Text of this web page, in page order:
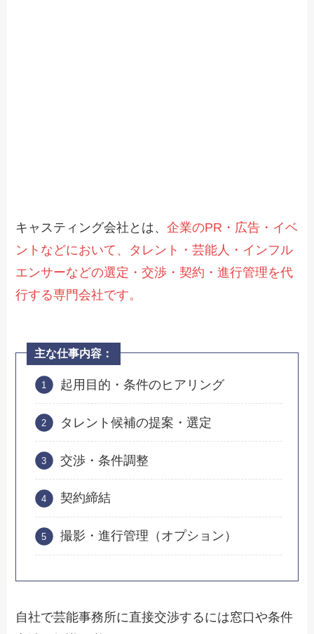
キャスティング会社とは、企業のPR・広告・イベ
ントなどにおいて、タレント・芸能人・インフル
エンサーなどの選定・交渉・契約・進行管理を代
行する専門会社です。
主な仕事内容：
起用目的・条件のヒアリング
タレント候補の提案・選定
交渉・条件調整
契約締結
撮影・進行管理（オプション）
自社で芸能事務所に直接交渉するには窓口や条件